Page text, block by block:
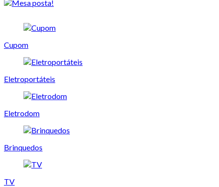
Cupom
Eletroportáteis
Eletrodom
Brinquedos
TV